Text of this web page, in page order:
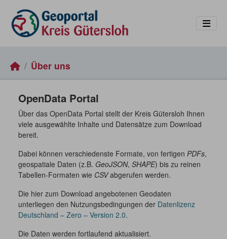
Über uns
OpenData Portal
Über das OpenData Portal stellt der Kreis Gütersloh Ihnen
viele ausgewählte Inhalte und Datensätze zum Download
bereit.
Dabei können verschiedenste Formate, von fertigen PDFs,
geospatiale Daten (z.B. GeoJSON, SHAPE) bis zu reinen
Tabellen-Formaten wie CSVabgerufen werden.
Die hier zum Download angebotenen Geodaten
unterliegen den Nutzungsbedingungen der Datenlizenz
Deutschland – Zero – Version 2.0.
Die Daten werden fortlaufend aktualisiert.